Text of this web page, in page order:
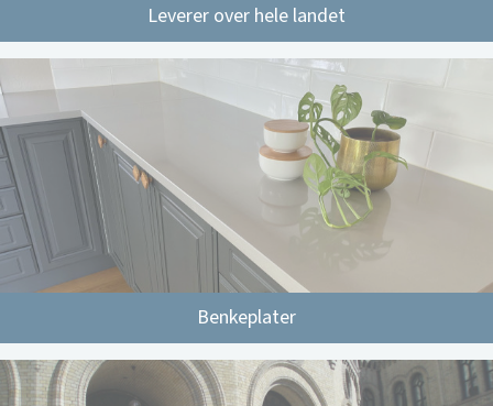
Leverer over hele landet
Benkeplater